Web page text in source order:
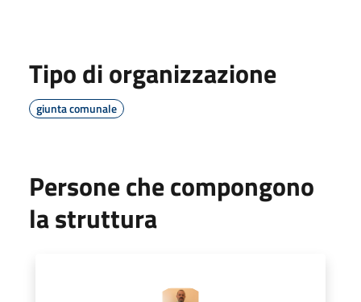
Tipo di organizzazione
giunta comunale
Persone che compongono
la struttura